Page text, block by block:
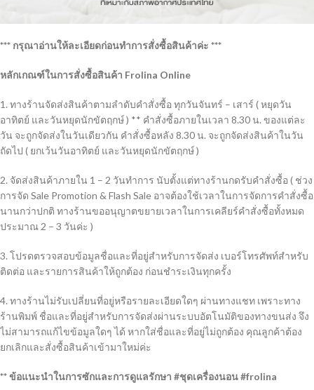
*** กรุณาอ่านให้ละเอียดก่อนทำการสั่งซื้อสินค้าค่ะ ***
หลักเกณฑ์ในการสั่งซื้อสินค้า Frolina Online
1. ทางร้านจัดส่งสินค้าตามลำดับคำสั่งซื้อ ทุกวันจันทร์ – เสาร์ ( หยุดวัน
อาทิตย์ และวันหยุดนักขัตฤกษ์ ) ** คำสั่งซื้อภายในเวลา 8.30 น. ของแต่ละ
วัน จะถูกจัดส่งในวันเดียวกัน คำสั่งซื้อหลัง 8.30 น. จะถูกจัดส่งสินค้าในวัน
ถัดไป ( ยกเว้นวันอาทิตย์ และวันหยุดนักขัตฤกษ์ )
2. จัดส่งสินค้าภายใน 1 – 2 วันทำการ นับตั้งแต่ทางร้านกดรับคำสั่งซื้อ ( ช่วง
การจัด Sale Promotion & Flash Sale อาจต้องใช้เวลาในการจัดการคำสั่งซื้อ
นานกว่าปกติ ทางร้านขออนุญาตขยายเวลาในการเคลียร์คำสั่งซื้อทั้งหมด
ประมาณ 2 – 3 วันค่ะ )
3. โปรดตรวจสอบข้อมูลชื่อและที่อยู่สำหรับการจัดส่ง เบอร์โทรศัพท์สำหรับ
ติดต่อ และรายการสินค้าให้ถูกต้อง ก่อนชำระเงินทุกครั้ง
4. ทางร้านไม่รับเปลี่ยนที่อยู่หรือรายละเอียดใดๆ ผ่านทางแชท เพราะทาง
ร้านพิมพ์ ชื่อและที่อยู่สำหรับการจัดส่งผ่านระบบอัตโนมัติของทางขนส่ง จึง
ไม่สามารถแก้ไขข้อมูลใดๆ ได้ หากใส่ชื่อและที่อยู่ไม่ถูกต้อง คุณลูกค้าต้อง
ยกเลิกและสั่งซื้อสินค้าเข้ามาใหม่ค่ะ
** ข้อแนะนำในการซักและการดูแลรักษา #ชุดเครื่องนอน #frolina